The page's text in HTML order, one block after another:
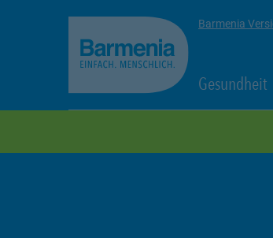
Barmenia
Gesundheit